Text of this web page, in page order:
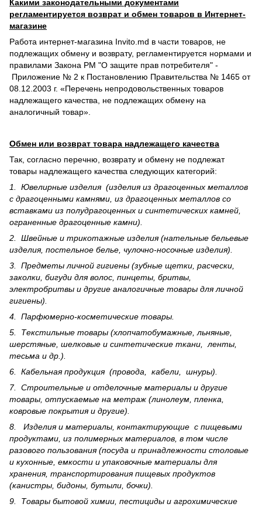
Какими законодательными документами
регламентируется возврат и обмен товаров в Интернет-
магазине
Работа интернет-магазина Invito.md в части товаров, не
подлежащих обмену и возврату, регламентируется нормами и
правилами Закона РМ "О защите прав потребителя" -
Приложение № 2 к Постановлению Правительства № 1465 от
08.12.2003 г. «Перечень непродовольственных товаров
надлежащего качества, не подлежащих обмену на
аналогичный товар».
Обмен или возврат товара надлежащего качества
Так, согласно перечню, возврату и обмену не подлежат
товары надлежащего качества следующих категорий:
1. Ювелирные изделия (изделия из драгоценных металлов
с драгоценными камнями, из драгоценных металлов со
вставками из полудрагоценных и синте­тических камней,
ограненные драгоценные камни).
2. Швейные и трикотажные изделия (нательные бельевые
изделия, постельное белье, чулочно-носочные изделия).
3. Предметы личной гигиены (зубные щетки, расчески,
заколки, бигуди для волос, пинцеты, бритвы,
электробритвы и другие аналогичные товары для личной
гигиены).
4. Парфюмерно-косметические товары.
5. Текстильные товары (хлопчатобумажные, льняные,
шерс­тя­ные, шелковые и синтетические ткани, ленты,
тесьма и др.).
6. Кабельная продукция (провода, кабели, шнуры).
7. Строительные и отделочные материалы и другие
товары, отпускаемые на метраж (линолеум, пленка,
ковровые покрытия и другие).
8. Изделия и материалы, контактирующие с пищевыми
продуктами, из полимерных материалов, в том числе
разового пользования (посуда и принадлежности столовые
и кухонные, емкости и упаковочные материалы для
хранения, транспортирования пищевых продуктов
(канистры, бидоны, бутыли, бочки).
9. Товары бытовой химии, пестициды и агрохи­мические